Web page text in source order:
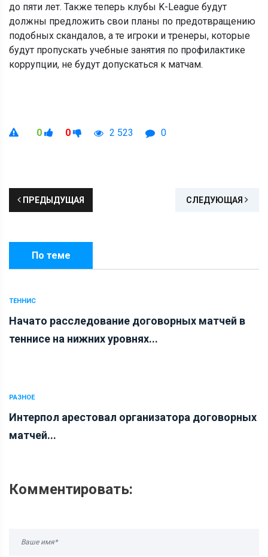
до пяти лет. Также теперь клубы K-League будут
должны предложить свои планы по предотвращению
подобных скандалов, а те игроки и тренеры, которые
будут пропускать учебные занятия по профилактике
коррупции, не будут допускаться к матчам.
0 0 2 523 0
ПРЕДЫДУЩАЯ СЛЕДУЮЩАЯ
По теме
ТЕННИС
Начато расследование договорных матчей в
теннисе на нижних уровнях...
РАЗНОЕ
Интерпол арестовал организатора договорных
матчей...
Комментировать: